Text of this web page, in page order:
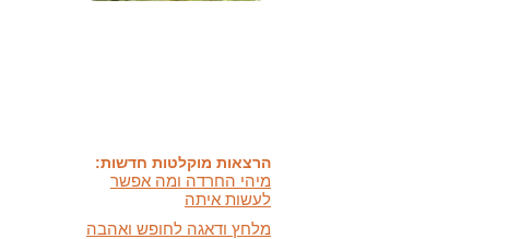
לעשות איתה
מלחץ ודאגה לחופש ואהבה
ועוד